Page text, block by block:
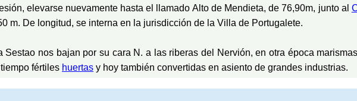
elevarse nuevamente hasta el llamado Alto de Mendieta, de 76,90m, junto al
m. De longitud, se interna en la jurisdicción de la Villa de Portugalete.
Sestao nos bajan por su cara N. a las riberas del Nervión, en otra época
fértiles huertas y hoy también convertidas en asiento de grandes industrias.